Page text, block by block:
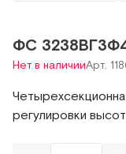
ФС
Нет в наличииАрт.
регулировки